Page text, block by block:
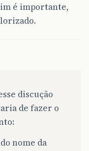
é importante,
discução
de fazer o
nome da